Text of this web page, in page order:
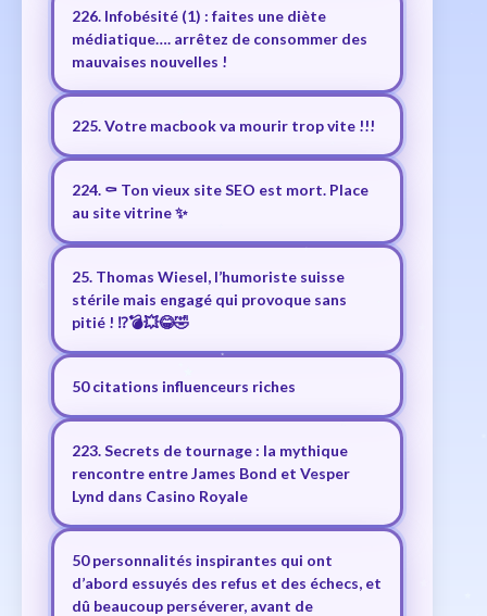
226. Infobésité (1) : faites une diète
médiatique…. arrêtez de consommer des
mauvaises nouvelles !
225. Votre macbook va mourir trop vite !!!
224. ⚰️ Ton vieux site SEO est mort. Place
au site vitrine ✨
25. Thomas Wiesel, l’humoriste suisse
stérile mais engagé qui provoque sans
pitié ! ⁉️💣💥😂🤣
50 citations influenceurs riches
223. Secrets de tournage : la mythique
rencontre entre James Bond et Vesper
Lynd dans Casino Royale
50 personnalités inspirantes qui ont
d’abord essuyés des refus et des échecs, et
dû beaucoup perséverer, avant de